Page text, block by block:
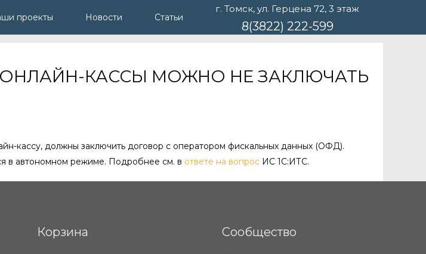
проекты Новости Статьи
г. Томск, ул. Герцена 72, 3 этаж
8(3822) 222-599
КАССЫ МОЖНО НЕ ЗАКЛЮЧАТЬ
кассу, должны заключить договор с оператором фискальных данных (ОФД).
в автономном режиме. Подробнее см. в ответе на вопрос ИС 1С:ИТС.
Корзина Сообщество